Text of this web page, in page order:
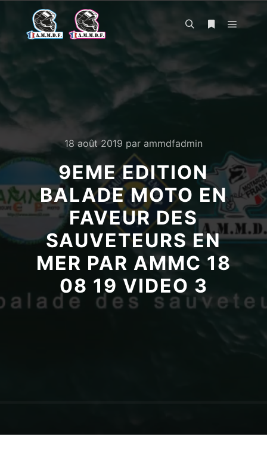
Rechercher
18 août 2019 par ammdfadmin
9EME EDITION
BALADE MOTO EN
FAVEUR DES
SAUVETEURS EN
MER PAR AMMC 18
08 19 VIDEO 3